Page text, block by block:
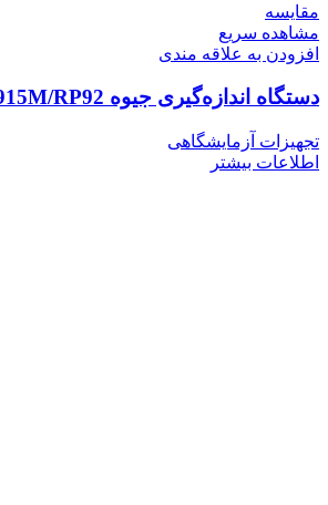
مقایسه
مشاهده سریع
افزودن به علاقه مندی
دستگاه اندازه‌گیری جیوه RA-915M/RP92
تجهیزات آزمایشگاهی
اطلاعات بیشتر